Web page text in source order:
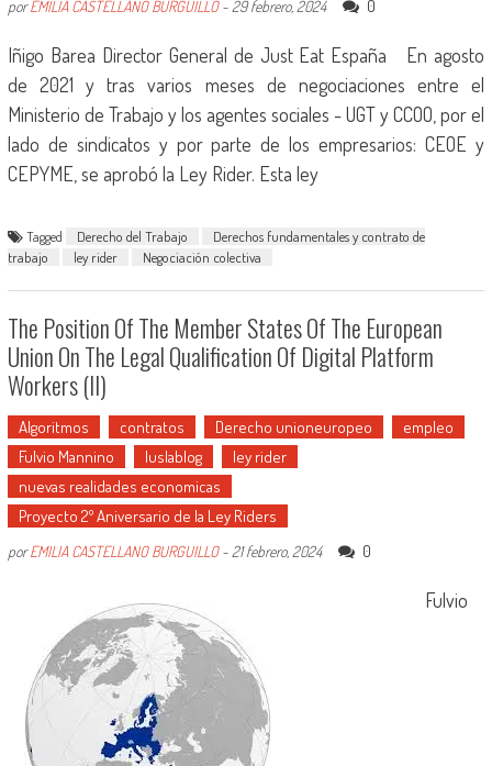
porEMILIA CASTELLANO BURGUILLO- 29 febrero, 2024 0
Iñigo Barea Director General de Just Eat España En agosto
de 2021 y tras varios meses de negociaciones entre el
Ministerio de Trabajo y los agentes sociales - UGT y CCOO, por el
lado de sindicatos y por parte de los empresarios: CEOE y
CEPYME, se aprobó la Ley Rider. Esta ley
Tagged Derecho del Trabajo
Derechos fundamentales y contrato de
trabajo
ley rider Negociación colectiva
The Position Of The Member States Of The European
Union On The Legal Qualification Of Digital Platform
Workers (II)
Algoritmos contratos Derecho unioneuropeo
empleo
Fulvio Mannino
Iuslablog
ley rider
nuevas realidades economicas
Proyecto 2º Aniversario de la Ley Riders
porEMILIA CASTELLANO BURGUILLO- 21 febrero, 2024 0
Fulvio